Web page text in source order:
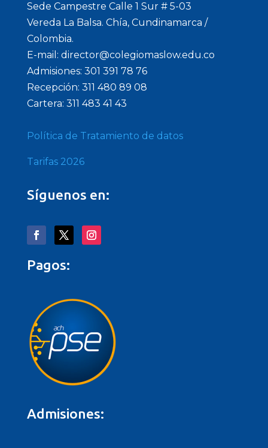
Sede Campestre Calle 1 Sur # 5-03
Vereda La Balsa. Chía, Cundinamarca /
Colombia.
E-mail: director@colegiomaslow.edu.co
Admisiones: 301 391 78 76
Recepción: 311 480 89 08
Cartera: 311 483 41 43
Política de Tratamiento de datos
Tarifas 2026
Síguenos en:
Pagos:
Admisiones: